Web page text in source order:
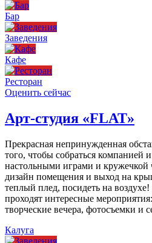
Бар
Заведения
Кафе
Ресторан
Оценить сейчас
Арт-студия «FLAT»
Прекрасная непринужденная
того, чтобы собраться компанией
настольными играми и
дизайн помещения и выход на
теплый плед, посидеть на
проходят интересные
творческие вечера, фотосъемки и
Калуга